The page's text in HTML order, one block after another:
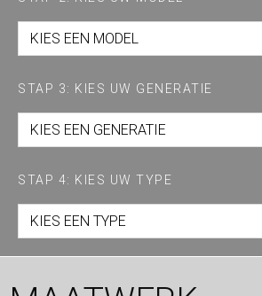
KIES EEN MODEL
STAP 3: KIES UW GENERATIE
KIES EEN GENERATIE
STAP 4: KIES UW TYPE
KIES EEN TYPE